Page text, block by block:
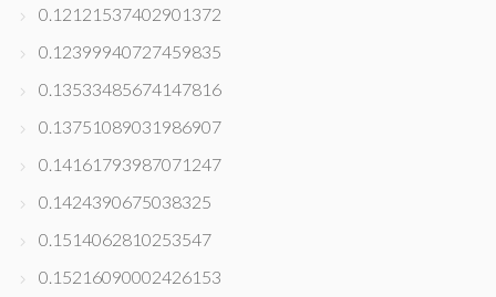
0.12121537402901372
0.12399940727459835
0.13533485674147816
0.13751089031986907
0.14161793987071247
0.1424390675038325
0.1514062810253547
0.15216090002426153